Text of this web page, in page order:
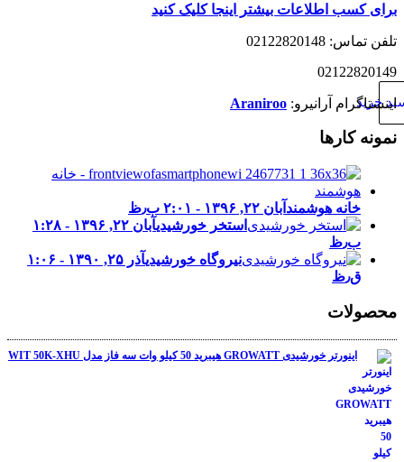
خرید
برای کسب اطلاعات بیشتر اینجا کلیک کنید
تلفن تماس: 02122820148
02122820149
اینستاگرام آرانیرو: Araniroo
نمونه کارها
خانه هوشمند آبان ۲۲, ۱۳۹۶ - ۲:۰۱ ب٫ظ
استخر خورشیدی
آبان ۲۲, ۱۳۹۶ - ۱:۲۸
ب٫ظ
نیروگاه خورشیدی
آذر ۲۵, ۱۳۹۰ - ۱:۰۶
ق٫ظ
محصولات
اینورتر خورشیدی GROWATT هیبرید 50 کیلو وات سه فاز مدل WIT 50K-XHU